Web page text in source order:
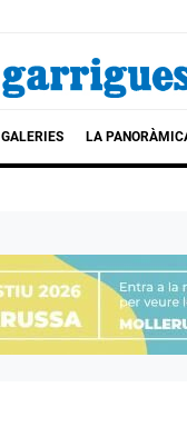
GALERIES LA